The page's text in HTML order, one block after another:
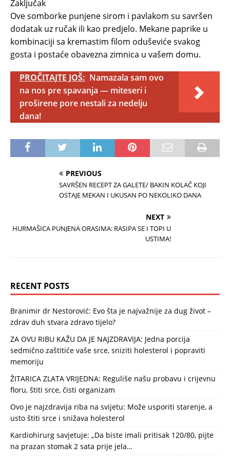
Zaključak
Ove somborke punjene sirom i pavlakom su savršen
dodatak uz ručak ili kao predjelo. Mekane paprike u
kombinaciji sa kremastim filom oduševiće svakog
gosta i postaće obavezna zimnica u vašem domu.
PROČITAJTE JOŠ: Namazala sam ovo
na nos pre spavanja — miteseri i
proširene pore nestali za nedelju
dana!
PREVIOUS
SAVRŠEN RECEPT ZA GALETE/ BAKIN KOLAČ KOJI
OSTAJE MEKAN I UKUSAN PO NEKOLIKO DANA
NEXT
HURMAŠICA PUNJENA ORASIMA: RASIPA SE I TOPI U
USTIMA!
RECENT POSTS
Branimir dr Nestorović: Evo šta je najvažnije za dug život –
zdrav duh stvara zdravo tijelo?
ZA OVU RIBU KAŽU DA JE NAJZDRAVIJA: Jedna porcija
sedmično zaštitiće vaše srce, sniziti holesterol i popraviti
memoriju
ŽITARICA ZLATA VRIJEDNA: Reguliše našu probavu i crijevnu
floru, štiti srce, čisti organizam
Ovo je najzdravija riba na svijetu: Može usporiti starenje, a
usto štiti srce i snižava holesterol
Kardiohirurg savjetuje: „Da biste imali pritisak 120/80, pijte
na prazan stomak 2 sata prije jela…